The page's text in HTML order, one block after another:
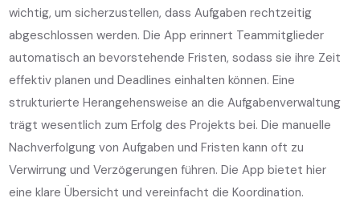
wichtig, um sicherzustellen, dass Aufgaben rechtzeitig
abgeschlossen werden. Die App erinnert Teammitglieder
automatisch an bevorstehende Fristen, sodass sie ihre Zeit
effektiv planen und Deadlines einhalten können. Eine
strukturierte Herangehensweise an die Aufgabenverwaltung
trägt wesentlich zum Erfolg des Projekts bei. Die manuelle
Nachverfolgung von Aufgaben und Fristen kann oft zu
Verwirrung und Verzögerungen führen. Die App bietet hier
eine klare Übersicht und vereinfacht die Koordination.